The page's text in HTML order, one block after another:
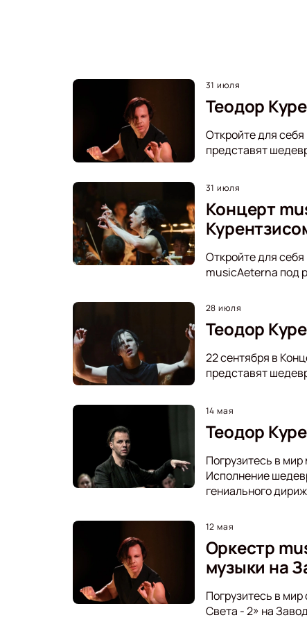
31 июля
Теодор
Откройте для
представят
31 июля
Концерт
Откройте для
musicAeterna под
28 июля
Теодор
22 сентября в
представят
14 мая
Теодор
Погрузитесь в
Исполнение
гениального
12 мая
Оркестр
музыки на
Погрузитесь в
Света - 2» на